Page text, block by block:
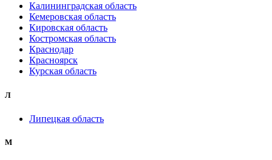
Калининградская область
Кемеровская область
Кировская область
Костромская область
Краснодар
Красноярск
Курская область
Л
Липецкая область
М